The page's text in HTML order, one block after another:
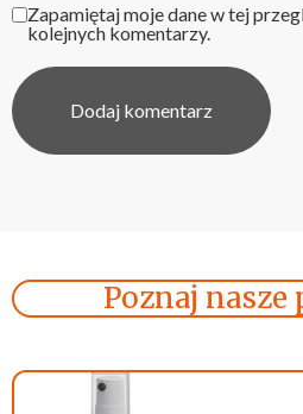
Zapamiętaj moje dane w tej
kolejnych komentarzy.
Poznaj